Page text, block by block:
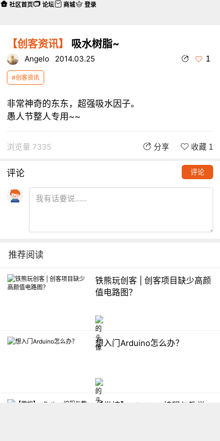
【创客资讯】 吸水树脂~
Angelo 2014.03.25 1
#创客资讯
非常神奇的东东，超强吸水因子。
愚人节整人专用~~
浏览量 7335 分享 收藏 1
评论 评论
推荐阅读
铁熊玩创客 | 创客项目缺少高颜
值电路图？
想入门Arduino怎么办？
【掌控】mPython编程与教学
社区首页 论坛 商城 登录